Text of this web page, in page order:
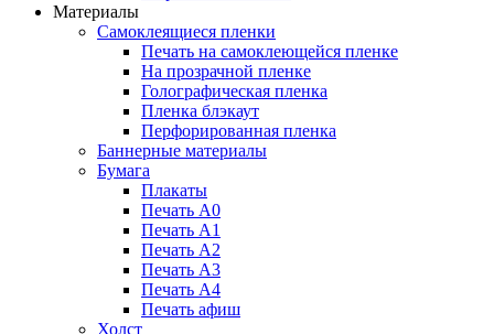
Материалы
Самоклеящиеся пленки
Печать на самоклеющейся пленке
На прозрачной пленке
Голографическая пленка
Пленка блэкаут
Перфорированная пленка
Баннерные материалы
Бумага
Плакаты
Печать А0
Печать А1
Печать А2
Печать А3
Печать А4
Печать афиш
Холст